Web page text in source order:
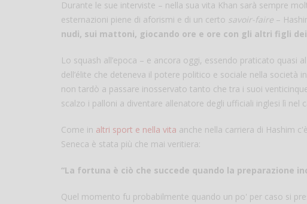
Durante le sue interviste – nella sua vita Khan sarà sempre
esternazioni piene di aforismi e di un certo savoir-faire –
nudi, sui mattoni, giocando ore e ore con gli altri figli
Lo squash all’epoca – e ancora oggi, essendo praticato quasi
dell’élite che deteneva il potere politico e sociale nella società
non tardò a passare inosservato tanto che tra i suoi
scalzo i palloni a diventare allenatore degli ufficiali inglesi lì nel
Come in altri sport e nella vita anche nella carriera di Hashim
Seneca è stata più che mai veritiera:
“La fortuna è ciò che succede quando la preparazione
Quel momento fu probabilmente quando un po' per caso si